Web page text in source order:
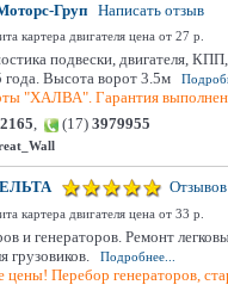
Груп Написать отзыв
картера двигателя цена от 27 р.
подвески, двигателя,
года. Высота ворот 3.5м
"ХАЛВА". Гарантия
, (17) 3979955
картера двигателя цена от 33 р.
и генераторов. Ремонт
грузовиков.
Подробнее...
цены! Перебор генераторов,